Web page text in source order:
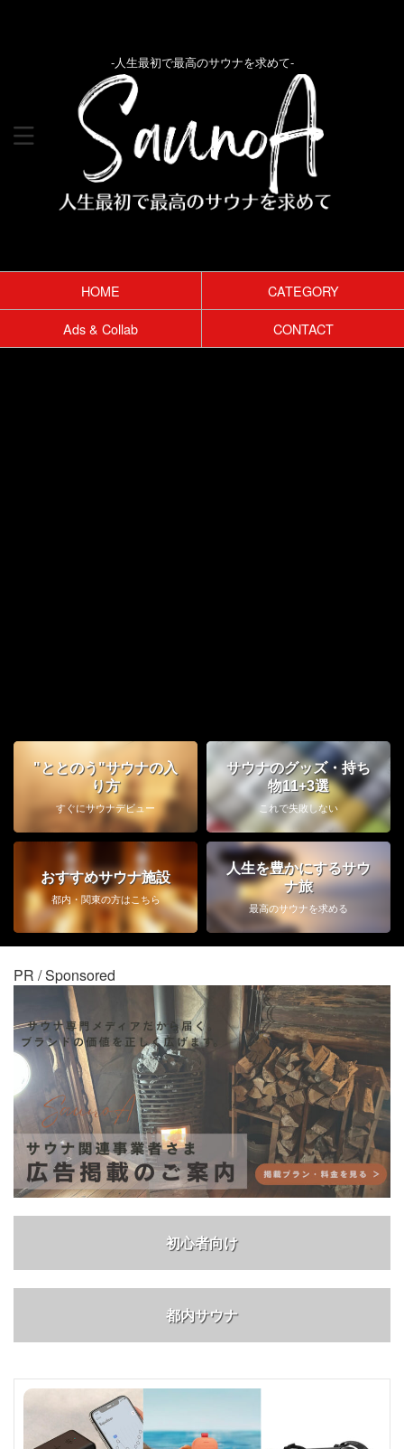
-人生最初で最高のサウナを求めて-
HOME
CATEGORY
Ads & Collab
CONTACT
"ととのう"サウナの入
り方
すぐにサウナデビュー
サウナのグッズ・持ち
物11+3選
これで失敗しない
おすすめサウナ施設
都内・関東の方はこちら
人生を豊かにするサウ
ナ旅
最高のサウナを求める
PR / Sponsored
初心者向け
都内サウナ